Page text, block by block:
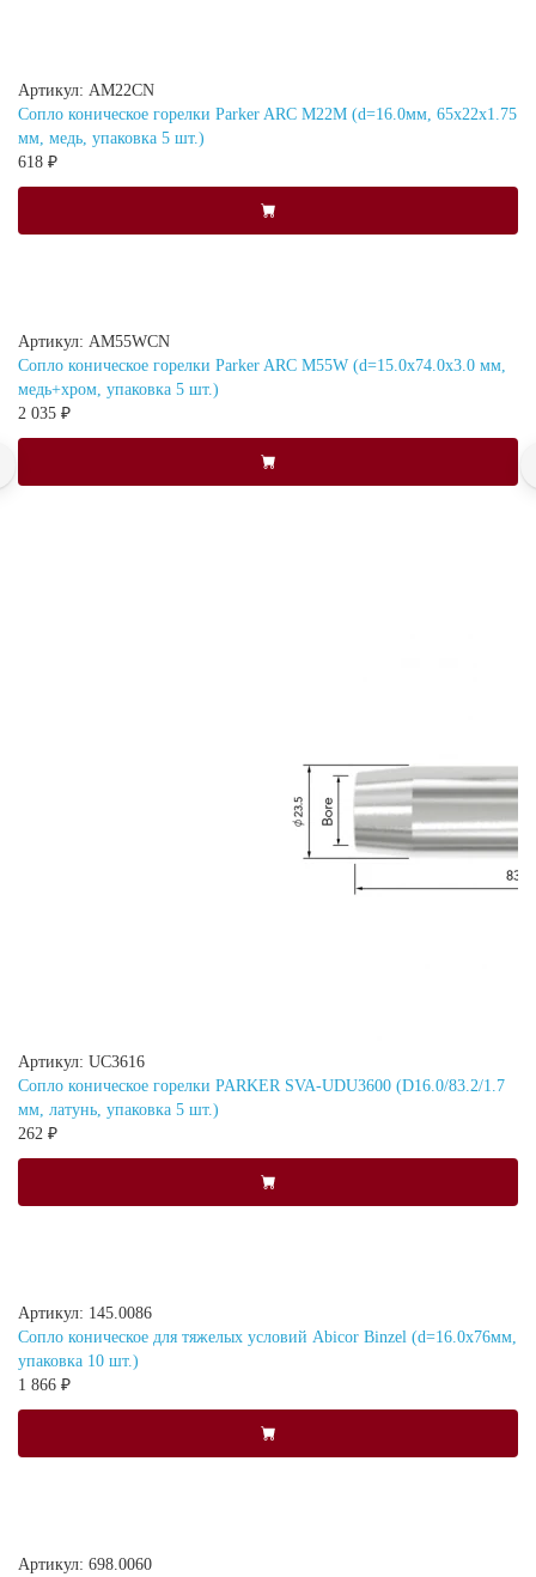
Артикул: AM22CN
Сопло коническое горелки Parker ARC M22M (d=16.0мм, 65x22x1.75
мм, медь, упаковка 5 шт.)
618 ₽
Артикул: AM55WCN
Сопло коническое горелки Parker ARC M55W (d=15.0x74.0x3.0 мм,
медь+хром, упаковка 5 шт.)
2 035 ₽
Артикул: UC3616
Сопло коническое горелки PARKER SVA-UDU3600 (D16.0/83.2/1.7
мм, латунь, упаковка 5 шт.)
262 ₽
Артикул: 145.0086
Сопло коническое для тяжелых условий Abicor Binzel (d=16.0х76мм,
упаковка 10 шт.)
1 866 ₽
Артикул: 698.0060